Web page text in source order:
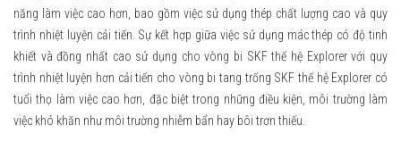
năng làm việc cao hơn, bao gồm việc sử dụng thép chất lượng cao và quy
trình nhiệt luyện cải tiến. Sự kết hợp giữa việc sử dụng mác thép có độ tinh
khiết và đồng nhất cao sử dụng cho vòng bi SKF thế hệ Explorer với quy
trình nhiệt luyện hơn cải tiến cho vòng bi tang trống SKF thế hệ Explorer có
tuổi thọ làm việc cao hơn, đặc biệt trong những điều kiện, môi trường làm
việc khó khăn như môi trường nhiễm bẩn hay bôi trơn thiếu.